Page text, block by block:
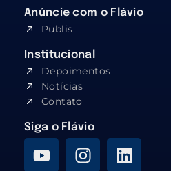
Anúncie com o Flávio
Publis
Institucional
Depoimentos
Notícias
Contato
Siga o Flávio